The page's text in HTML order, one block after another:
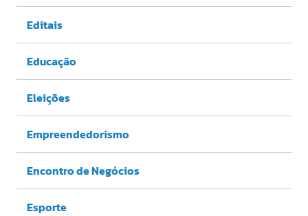
Editais
Educação
Eleições
Empreendedorismo
Encontro de Negócios
Esporte